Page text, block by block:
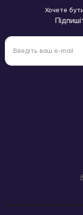
Аромат
Підходить для
Ефект:без
Хочете